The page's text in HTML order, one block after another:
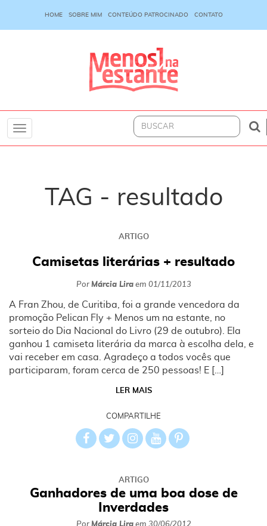
HOME SOBRE MIM CONTEÚDO PATROCINADO CONTATO
Toggle
TAG - resultado
ARTIGO
Camisetas literárias + resultado
Por Márcia Liraem 01/11/2013
A Fran Zhou, de Curitiba, foi a grande vencedora da
promoção Pelican Fly + Menos um na estante, no
sorteio do Dia Nacional do Livro (29 de outubro). Ela
ganhou 1 camiseta literária da marca à escolha dela, e
vai receber em casa. Agradeço a todos vocês que
participaram, foram cerca de 250 pessoas! E […]
LER MAIS
COMPARTILHE
ARTIGO
Ganhadores de uma boa dose de
Inverdades